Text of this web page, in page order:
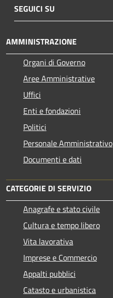
SEGUICI SU
AMMINISTRAZIONE
Organi di Governo
Aree Amministrative
Uffici
Enti e fondazioni
Politici
Personale Amministrativo
Documenti e dati
CATEGORIE DI SERVIZIO
Anagrafe e stato civile
Cultura e tempo libero
Vita lavorativa
Imprese e Commercio
Appalti pubblici
Catasto e urbanistica